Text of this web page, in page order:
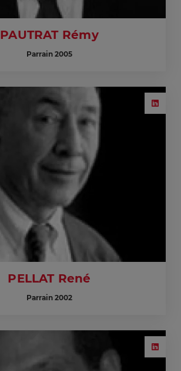
PAUTRAT Rémy
Parrain 2005
PELLAT René
Parrain 2002